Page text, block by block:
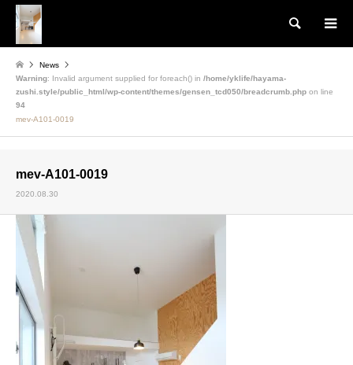
検索
News
Warning: Invalid argument supplied for foreach() in /home/yklife/hayama-
zushi.style/public_html/wp-content/themes/gensen_tcd050/breadcrumb.php on line
94
mev-A101-0019
mev-A101-0019
2020.08.30